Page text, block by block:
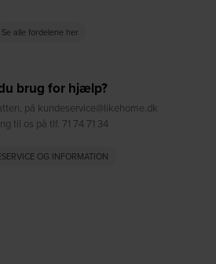
Se alle fordelene her
brug for hjælp?
på kundeservice@likehome.dk
til os på tlf. 71 74 71 34
OG INFORMATION